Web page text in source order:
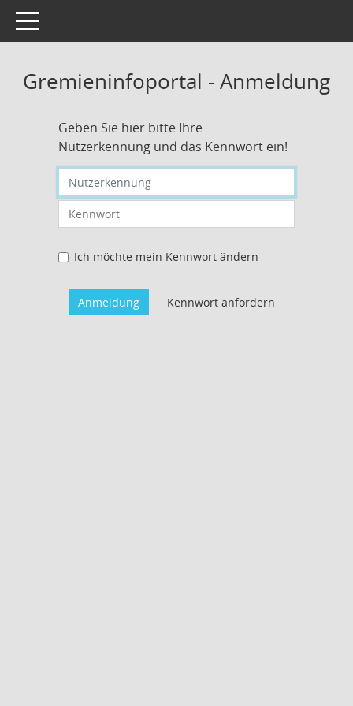
Toggle navigation
Gremieninfoportal - Anmeldung
Geben Sie hier bitte Ihre
Nutzerkennung und das Kennwort ein!
Nutzerkennung eingeben
Kennwort eingeben
Ich möchte mein Kennwort ändern